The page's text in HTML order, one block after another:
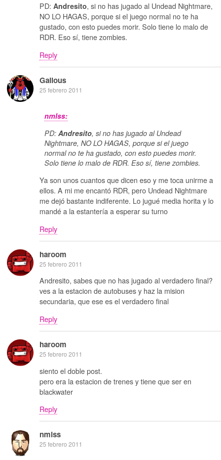
PD: Andresito, si no has jugado al Undead Nightmare,
NO LO HAGAS, porque si el juego normal no te ha
gustado, con esto puedes morir. Solo tiene lo malo de
RDR. Eso sí, tiene zombies.
Reply
Galious
25 febrero 2011
nmlss:
PD: Andresito, si no has jugado al Undead
Nightmare, NO LO HAGAS, porque si el juego
normal no te ha gustado, con esto puedes morir.
Solo tiene lo malo de RDR. Eso sí, tiene zombies.
Ya son unos cuantos que dicen eso y me toca unirme a
ellos. A mi me encantó RDR, pero Undead Nightmare
me dejó bastante indiferente. Lo jugué media horita y lo
mandé a la estantería a esperar su turno
Reply
haroom
25 febrero 2011
Andresito, sabes que no has jugado al verdadero final?
ves a la estacion de autobuses y haz la mision
secundaria, que ese es el verdadero final
Reply
haroom
25 febrero 2011
siento el doble post.
pero era la estacion de trenes y tiene que ser en
blackwater
Reply
nmlss
25 febrero 2011